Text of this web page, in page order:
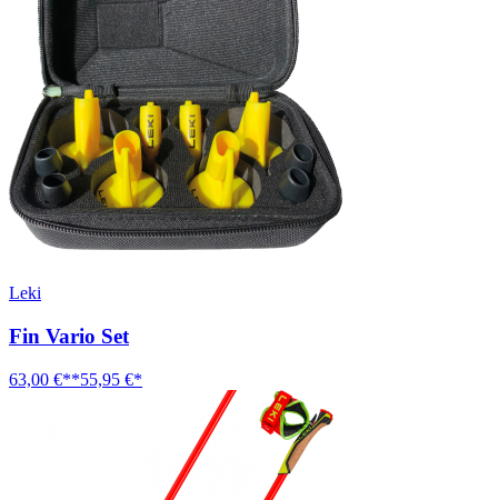
Leki
Fin Vario Set
63,00 €**55,95 €*